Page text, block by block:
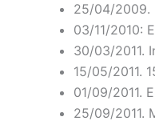
25/04/2009.
03/11/2010:
30/03/2011.
15/05/2011.
01/09/2011.
25/09/2011.